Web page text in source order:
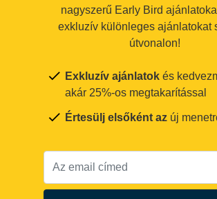
nagyszerű Early Bird
exkluzív különleges ajánlatokat
útvonalon!
Exkluzív ajánlatok és
akár 25%-os megtakarítással
Értesülj elsőként az új